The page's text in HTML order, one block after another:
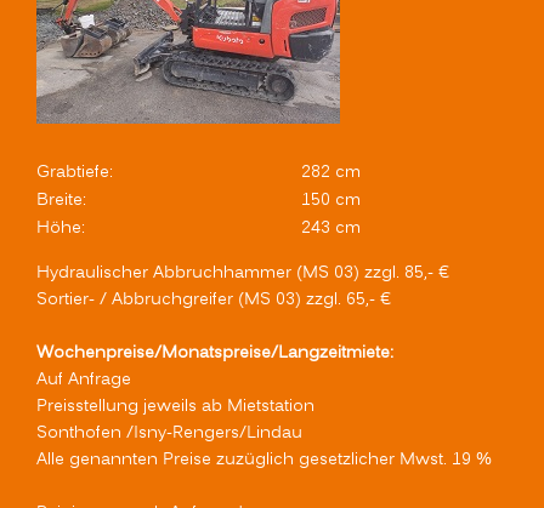
Grabtiefe:
282 cm
Breite:
150 cm
Höhe:
243 cm
Hydraulischer Abbruchhammer (MS 03) zzgl. 85,- €
Sortier- / Abbruchgreifer (MS 03) zzgl. 65,- €
Wochenpreise/Monatspreise/Langzeitmiete:
Auf Anfrage
Preisstellung jeweils ab Mietstation
Sonthofen /Isny-Rengers/Lindau
Alle genannten Preise zuzüglich gesetzlicher Mwst. 19 %